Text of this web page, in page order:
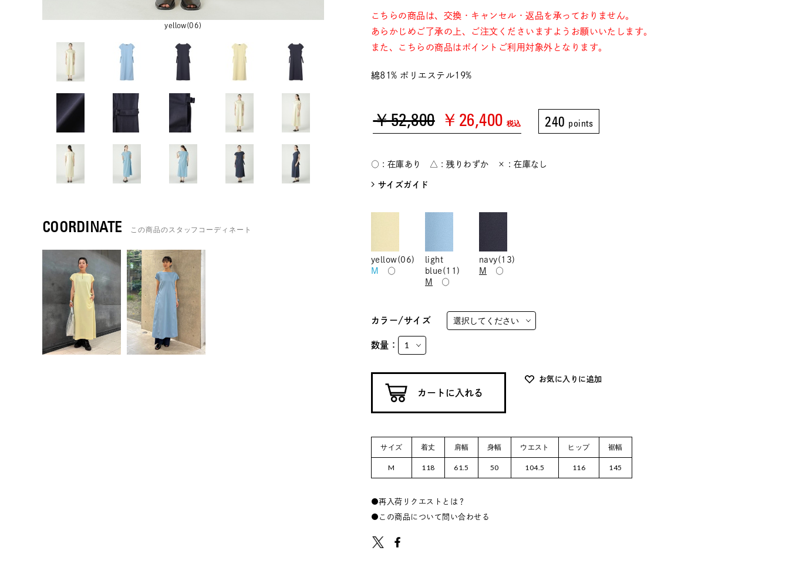
yellow(06)
COORDINATE この商品のスタッフコーディネート
こちらの商品は、交換・キャンセル・返品を承っておりません。
あらかじめご了承の上、ご注文くださいますようお願いいたします。
また、こちらの商品はポイントご利用対象外となります。
綿81% ポリエステル19%
￥52,800 ￥26,400 税込 240 points
○ : 在庫あり △ : 残りわずか × : 在庫なし
サイズガイド
yellow(06)
M
○
light
blue(11)
M
○
navy(13)
M
○
カラー/サイズ
数量：
お気に入りに追加
サイズ 着丈 肩幅 身幅 ウエスト ヒップ 裾幅
M 118 61.5 50 104.5 116 145
再入荷リクエストとは？
この商品について問い合わせる